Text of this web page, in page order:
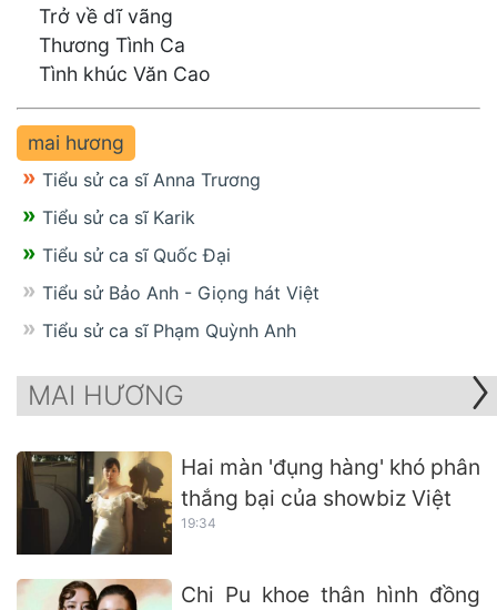
Trở về dĩ vãng
Thương Tình Ca
Tình khúc Văn Cao
mai hương
Tiểu sử ca sĩ Anna Trương
Tiểu sử ca sĩ Karik
Tiểu sử ca sĩ Quốc Đại
Tiểu sử Bảo Anh - Giọng hát Việt
Tiểu sử ca sĩ Phạm Quỳnh Anh
MAI HƯƠNG
Hai màn 'đụng hàng' khó phân
thắng bại của showbiz Việt
19:34
Chi Pu khoe thân hình đồng